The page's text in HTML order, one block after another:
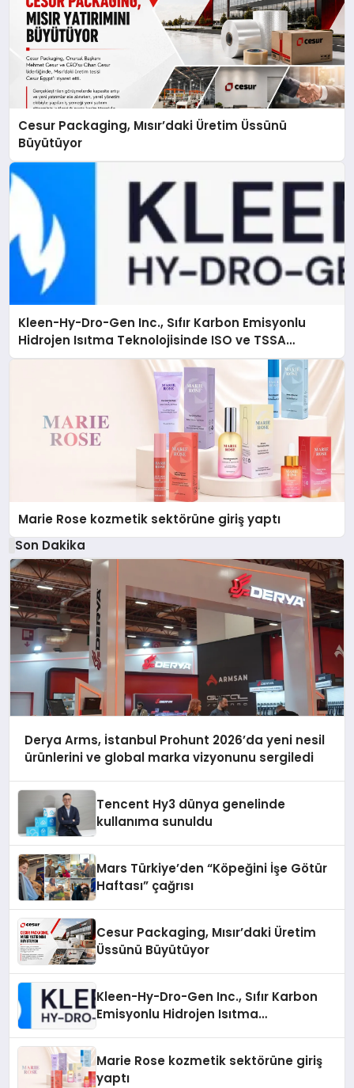
Cesur Packaging, Mısır’daki Üretim Üssünü
Büyütüyor
Kleen-Hy-Dro-Gen Inc., Sıfır Karbon Emisyonlu
Hidrojen Isıtma Teknolojisinde ISO ve TSSA
Düzenleyici Onaylarını Aldı
Marie Rose kozmetik sektörüne giriş yaptı
Son Dakika
Derya Arms, İstanbul Prohunt 2026’da yeni nesil
ürünlerini ve global marka vizyonunu sergiledi
Tencent Hy3 dünya genelinde
kullanıma sunuldu
Mars Türkiye’den “Köpeğini İşe Götür
Haftası” çağrısı
Cesur Packaging, Mısır’daki Üretim
Üssünü Büyütüyor
Kleen-Hy-Dro-Gen Inc., Sıfır Karbon
Emisyonlu Hidrojen Isıtma
Marie Rose kozmetik sektörüne giriş
yaptı